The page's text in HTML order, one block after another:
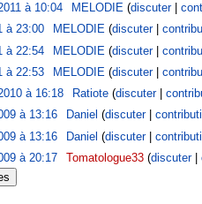
à 10:04 MELODIE (discuter|
à 23:00 MELODIE (discuter|
à 22:54 MELODIE (discuter|
à 22:53 MELODIE (discuter|
à 16:18 Ratiote (discuter|
à 13:16 Daniel (discuter|
à 13:16 Daniel (discuter|
à 20:17 Tomatologue33 (discuter|